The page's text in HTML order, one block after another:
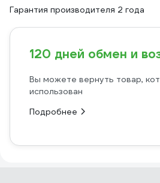
Гарантия производителя 2 года
120 дней обмен и
Вы можете вернуть товар,
использован
Подробнее